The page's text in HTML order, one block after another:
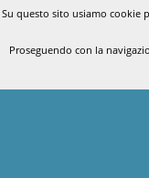
Su questo sito usiamo cookie
Proseguendo con la